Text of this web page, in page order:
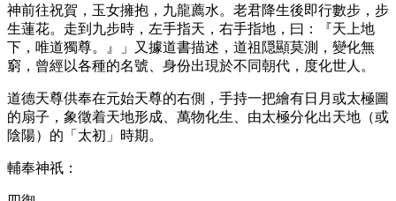
神前往祝賀，玉女擁抱，九龍薦水。老君降生後即行數步，步
生蓮花。走到九步時，左手指天，右手指地，曰：『天上地
下，唯道獨尊。』」又據道書描述，道祖隠顯莫測，變化無
窮，曾經以各種的名號、身份出現於不同朝代，度化世人。
道德天尊供奉在元始天尊的右側，手持一把繪有日月或太極圖
的扇子，象徵着天地形成、萬物化生、由太極分化出天地（或
陰陽）的「太初」時期。
輔奉神祇：